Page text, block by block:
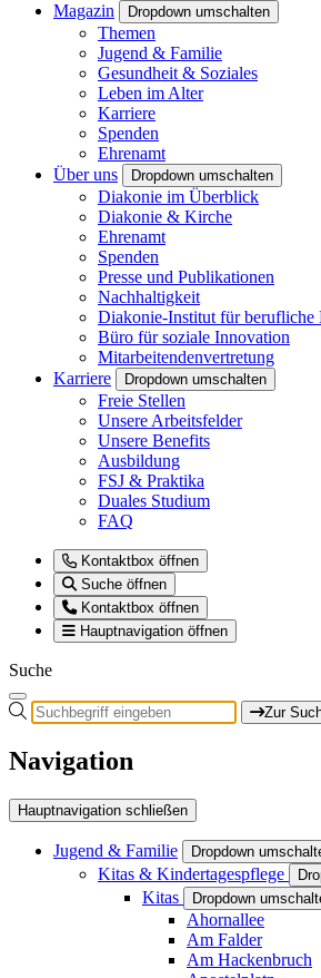
Magazin
Dropdown umschalten
Themen
Jugend & Familie
Gesundheit & Soziales
Leben im Alter
Karriere
Spenden
Ehrenamt
Über uns
Dropdown umschalten
Diakonie im Überblick
Diakonie & Kirche
Ehrenamt
Spenden
Presse und Publikationen
Nachhaltigkeit
Diakonie-Institut für berufliche
Büro für soziale Innovation
Mitarbeitendenvertretung
Karriere
Dropdown umschalten
Freie Stellen
Unsere Arbeitsfelder
Unsere Benefits
Ausbildung
FSJ & Praktika
Duales Studium
FAQ
Kontaktbox öffnen
Suche öffnen
Kontaktbox öffnen
Hauptnavigation öffnen
Suche
Zur
Navigation
Hauptnavigation schließen
Jugend & Familie Dropdown
Kitas & Kindertagespflege
Kitas Dropdown
Ahornallee
Am Falder
Am Hackenbruch